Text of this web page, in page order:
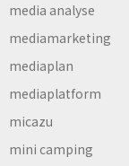
media analyse
mediamarketing
mediaplan
mediaplatform
micazu
mini camping